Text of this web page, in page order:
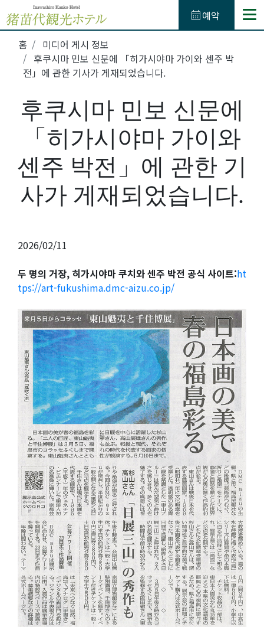
calendar_month예약
TEL.0242-62-4132
(예약용 전화번호)050-3623-4865
액티비티
관내시설
액세스
Language
홈
미디어 게시 정보
후쿠시마 민보 신문에 「히가시야마 가이와 센주 박
전」에 관한 기사가 게재되었습니다.
후쿠시마 민보 신문에
「히가시야마 가이와
센주 박전」에 관한 기
사가 게재되었습니다.
2026/02/11
두 명의 거장, 히가시야마 쿠치와 센주 박전 공식 사이트:ht
tps://art-fukushima.dmc-aizu.co.jp/